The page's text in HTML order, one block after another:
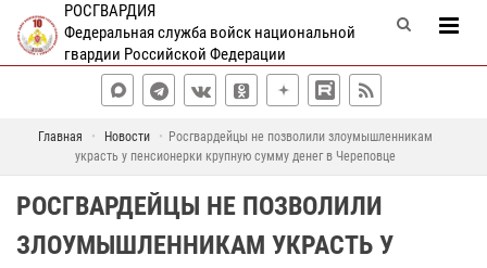
РОСГВАРДИЯ
Федеральная служба войск национальной
гвардии Российской Федерации
Главная Новости
Росгвардейцы не позволили злоумышленникам
украсть у пенсионерки крупную сумму денег в Череповце
РОСГВАРДЕЙЦЫ НЕ ПОЗВОЛИЛИ
ЗЛОУМЫШЛЕННИКАМ УКРАСТЬ У